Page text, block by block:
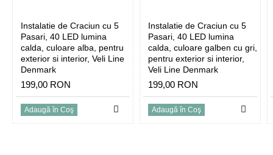
Instalatie de Craciun cu 5
Pasari, 40 LED lumina
calda, culoare alba, pentru
exterior si interior, Veli Line
Denmark
199,00 RON
Adaugă în Coş
Instalatie de Craciun cu 5
Pasari, 40 LED lumina
calda, culoare galben cu gri,
pentru exterior si interior,
Veli Line Denmark
199,00 RON
Adaugă în Coş